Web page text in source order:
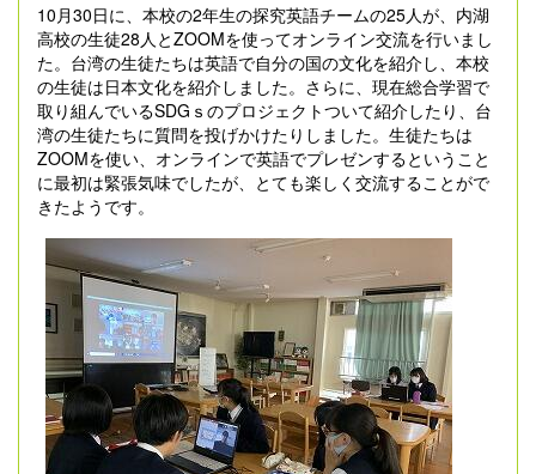
10月30日に、本校の2年生の探究英語チームの25人が、内湖
高校の生徒28人とZOOMを使ってオンライン交流を行いまし
た。台湾の生徒たちは英語で自分の国の文化を紹介し、本校
の生徒は日本文化を紹介しました。さらに、現在総合学習で
取り組んでいるSDGｓのプロジェクトついて紹介したり、台
湾の生徒たちに質問を投げかけたりしました。生徒たちは
ZOOMを使い、オンラインで英語でプレゼンするということ
に最初は緊張気味でしたが、とても楽しく交流することがで
きたようです。